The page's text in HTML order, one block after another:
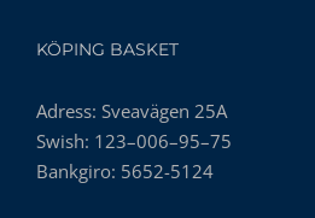
KÖPING BASKET
Adress: Sveavägen 25A
Swish: 123–006–95–75
Bankgiro: 5652-5124